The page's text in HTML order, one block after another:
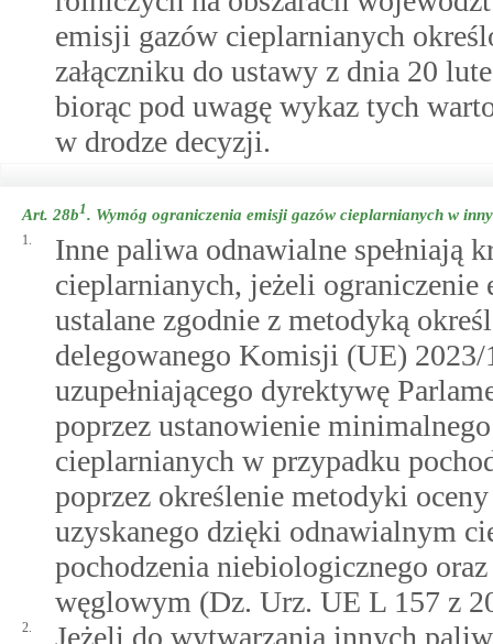
emisji gazów cieplarnianych
załączniku do ustawy z dnia 20
biorąc pod uwagę wykaz tych
w drodze decyzji.
Art. 28b1. Wymóg ograniczenia emisji gazów cieplarnianych w
1.
Inne paliwa odnawialne spełniają
cieplarnianych, jeżeli
ustalane zgodnie z metodyką
delegowanego Komisji (UE)
uzupełniającego dyrektywę
poprzez ustanowienie
cieplarnianych w przypadku
poprzez określenie metodyki
uzyskanego dzięki odnawialnym
pochodzenia niebiologicznego
węglowym (Dz. Urz. UE L 157 z
2.
Jeżeli do wytwarzania innych